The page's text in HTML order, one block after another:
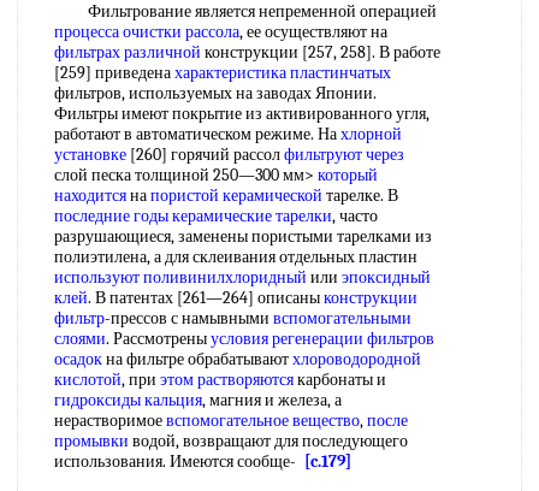
Фильтрование является непременной операцией
процесса очистки рассола, ее осуществляют на
фильтрах различной конструкции [257, 258]. В работе
[259] приведенахарактеристика пластинчатых
фильтров, используемых на заводах Японии.
Фильтры имеют покрытие из активированного угля,
работают в автоматическом режиме. Нахлорной
установке [260] горячий рассолфильтруют через
слой песка толщиной 250—300 мм> который
находитсянапористой керамической тарелке. В
последние годыкерамические тарелки, часто
разрушающиеся, заменены пористыми тарелками из
полиэтилена, а для склеивания отдельных пластин
используют поливинилхлоридный или эпоксидный
клей. В патентах [261—264] описаныконструкции
фильтр-прессов с намывными вспомогательными
слоями. Рассмотреныусловия регенерации фильтров
осадокна фильтре обрабатываютхлороводородной
кислотой, при этом растворяютсякарбонаты и
гидроксиды кальция, магния и железа, а
нерастворимоевспомогательное вещество,после
промывки водой, возвращают для последующего
использования. Имеются сообще-
[c.179]